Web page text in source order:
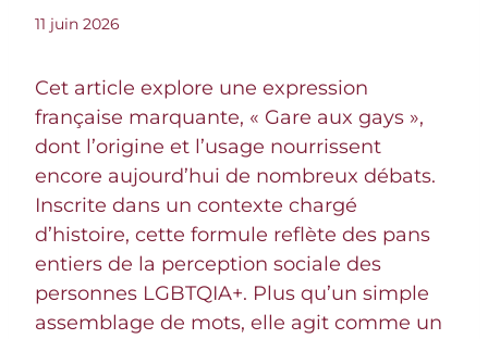
11 juin 2026
Cet article explore une expression
française marquante, « Gare aux gays »,
dont l’origine et l’usage nourrissent
encore aujourd’hui de nombreux débats.
Inscrite dans un contexte chargé
d’histoire, cette formule reflète des pans
entiers de la perception sociale des
personnes LGBTQIA+. Plus qu’un simple
assemblage de mots, elle agit comme un